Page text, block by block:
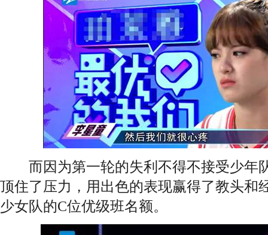
而因为第一轮的失利不得不接受少年
顶住了压力，用出色的表现赢得了教头和
少女队的C位优级班名额。